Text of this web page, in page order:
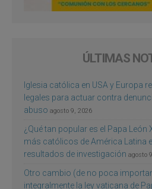
ÚLTIMAS
Iglesia católica en USA y Europa
legales para actuar contra
abuso agosto 9, 2026
¿Qué tan popular es el Papa León
más católicos de América Latina
resultados de investigación agosto
Otro cambio (de no poca
integralmente la ley vaticana de